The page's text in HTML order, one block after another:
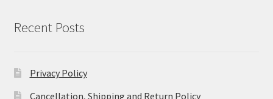
Recent Posts
Privacy Policy
Cancellation, Shipping and Return Policy